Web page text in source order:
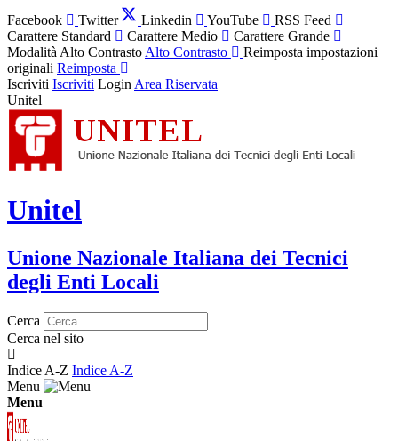
Facebook Twitter Linkedin YouTube
RSS Feed
Carattere Standard
Carattere Medio
Carattere Grande
Modalità Alto Contrasto Alto Contrasto
Reimposta impostazioni
originali Reimposta
Iscriviti Iscriviti Login Area Riservata
Unitel
Unitel
Unione Nazionale Italiana dei Tecnici
degli Enti Locali
Cerca
Cerca nel sito
Indice A-Z Indice A-Z
Menu
Menu